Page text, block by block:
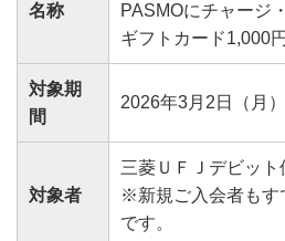
「三菱ＵＦＪ銀行
カードが手元にな
Apple Payに設
本設定方法は三菱ＵＦＪ-JCBデ
Previous
通学定期券の購入方法はこ
（https://
PASMOアプリで「Apple
択ください
名称
PASMOにチャージ
ギフトカード1,000
対象期
間
2026年3月2日（月
対象者
三菱ＵＦＪデビット
※新規ご入会者もす
です。